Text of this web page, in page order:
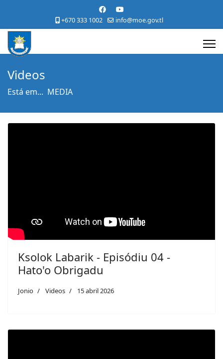
+670 333 1002 info@moe.gov.tl
Videos
Está em... MEDIA
Ksolok Labarik - Episódiu 04 -
Hato'o Obrigadu
Jonio Videos 15 abril 2026